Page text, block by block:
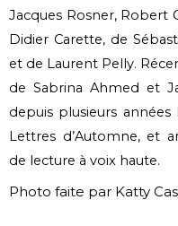
Jacques Rosner, Robert
Didier Carette, de
et de Laurent Pelly.
de Sabrina Ahmed et
depuis plusieurs
Lettres d’Automne, et
de lecture à voix haute.
Photo faite par Katty